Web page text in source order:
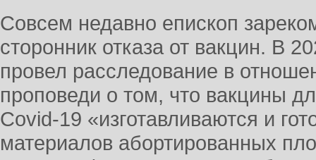
Совсем недавно епископ
сторонник отказа от вакцин. В
провел расследование в
проповеди о том, что вакцины
Covid-19 «изготавливаются и
материалов абортированных